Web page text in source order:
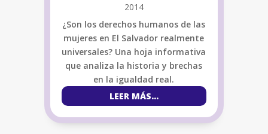
2014
¿Son los derechos humanos de las
mujeres en El Salvador realmente
universales? Una hoja informativa
que analiza la historia y brechas
en la igualdad real.
LEER MÁS...